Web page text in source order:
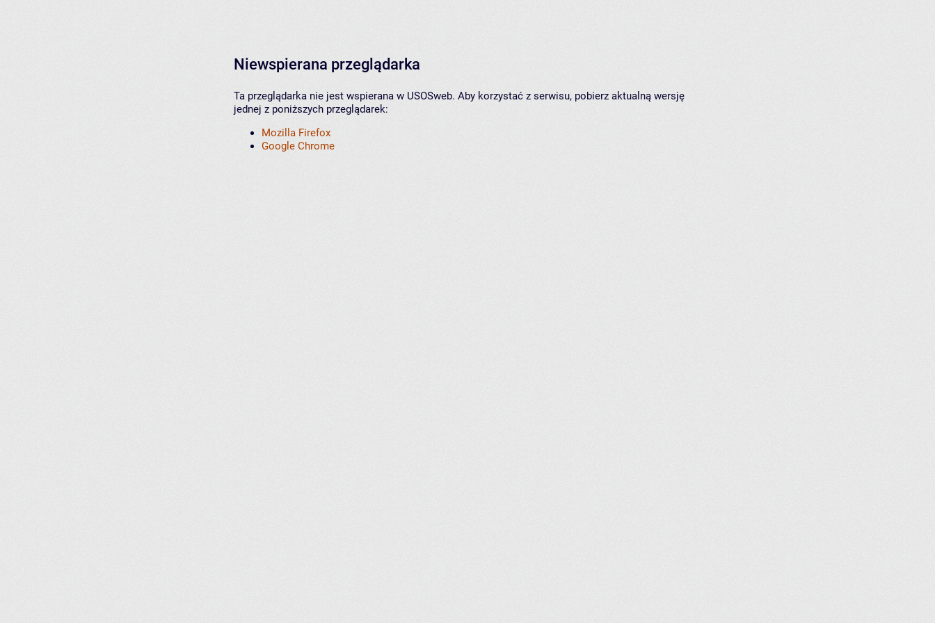
Niewspierana przeglądarka
Ta przeglądarka nie jest wspierana w USOSweb. Aby korzystać z serwisu, pobierz aktualną wersję
jednej z poniższych przeglądarek:
Mozilla Firefox
Google Chrome